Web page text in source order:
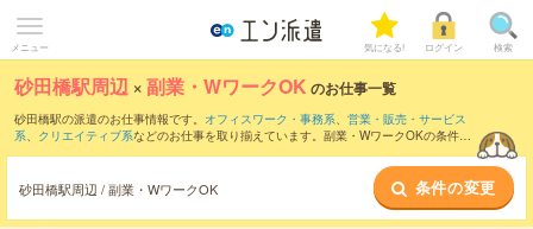
メニュー 気になる! ログイン 検索
砂田橋駅周辺 ×副業・WワークOK のお仕事一覧
砂田橋駅の派遣のお仕事情報です。 オフィスワーク・事務系、 営業・販売・サービス
系、 クリエイティブ系などのお仕事を取り揃えています。副業・WワークOKの条件の
砂田橋駅周辺 / 副業・WワークOK 条件の変更